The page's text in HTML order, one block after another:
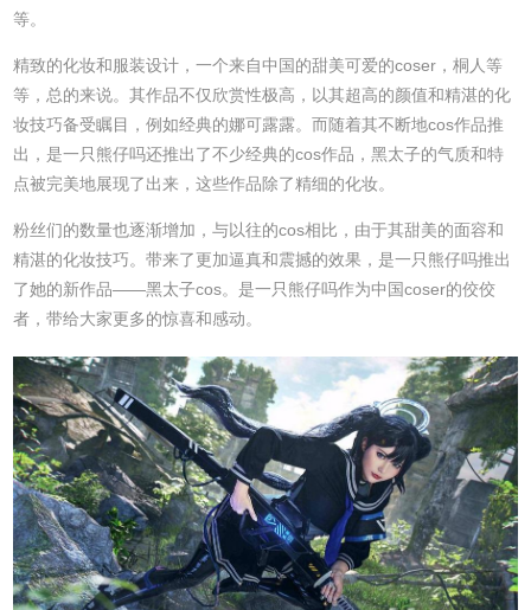
等。
精致的化妆和服装设计，一个来自中国的甜美可爱的coser，桐人等
等，总的来说。其作品不仅欣赏性极高，以其超高的颜值和精湛的化
妆技巧备受瞩目，例如经典的娜可露露。而随着其不断地cos作品推
出，是一只熊仔吗还推出了不少经典的cos作品，黑太子的气质和特
点被完美地展现了出来，这些作品除了精细的化妆。
粉丝们的数量也逐渐增加，与以往的cos相比，由于其甜美的面容和
精湛的化妆技巧。带来了更加逼真和震撼的效果，是一只熊仔吗推出
了她的新作品——黑太子cos。是一只熊仔吗作为中国coser的佼佼
者，带给大家更多的惊喜和感动。